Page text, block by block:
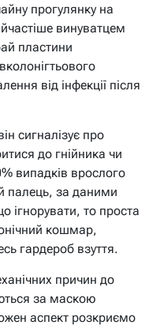
прогулянку на
винуватцем
пластини
від інфекції після
сигналізує про
до гнійника чи
випадків врослого
палець, за даними
ігнорувати, то проста
кошмар,
гардероб взуття.
причин до
за маскою
аспект розкриємо